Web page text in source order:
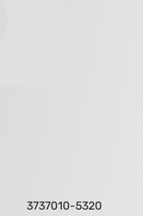
3737010-5320